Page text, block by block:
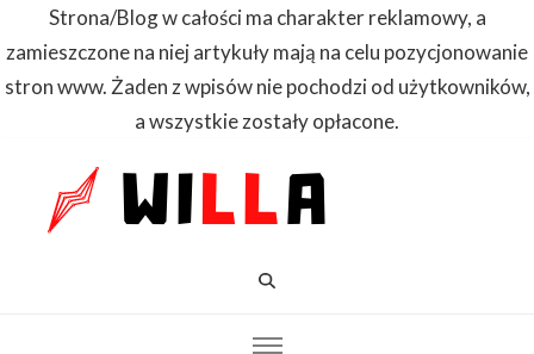
Strona/Blog w całości ma charakter reklamowy, a
zamieszczone na niej artykuły mają na celu pozycjonowanie
stron www. Żaden z wpisów nie pochodzi od użytkowników,
a wszystkie zostały opłacone.